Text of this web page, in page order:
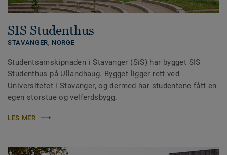
SIS Studenthus
STAVANGER, NORGE
Studentsamskipnaden i Stavanger (SiS) har bygget SIS
Studenthus på Ullandhaug. Bygget ligger rett ved
Universitetet i Stavanger, og dermed har studentene fått en
egen storstue og velferdsbygg.
LES MER